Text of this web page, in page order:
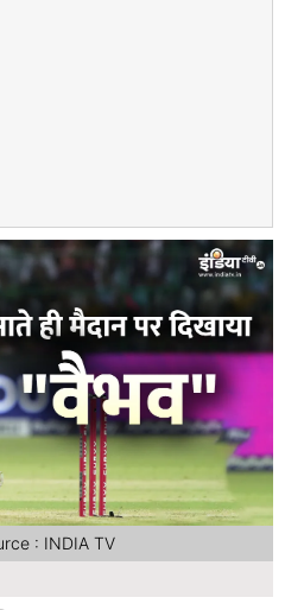
: INDIA TV